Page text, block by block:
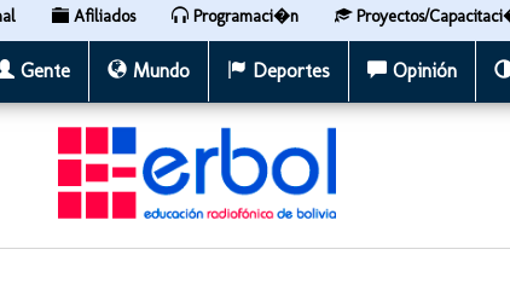
Afiliados Programaci�n Proyectos/
Gente Mundo Deportes Opinión